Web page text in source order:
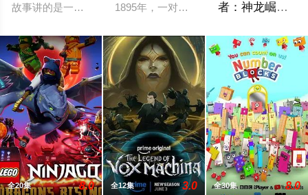
故事讲的是一个叫辛巴的小狮子在困难中进行历练，最终成为
1895年，一对男女神童降世。两个孩子
者：神龙崛起
全20集 8.0 全12集 3.0 全30集 8.0